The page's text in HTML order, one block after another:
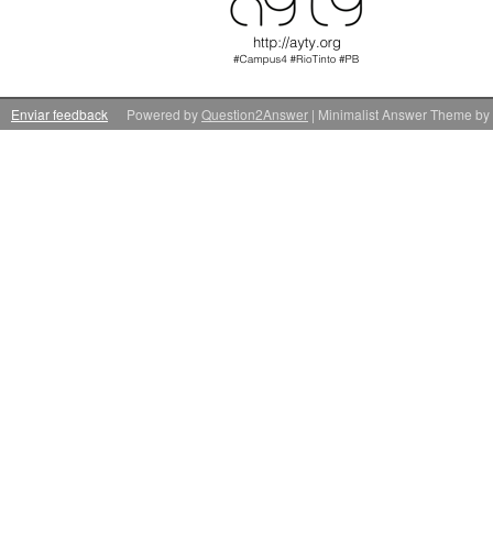
Enviar feedback | Minimalist Answer Theme by
Powered byQuestion2Answer